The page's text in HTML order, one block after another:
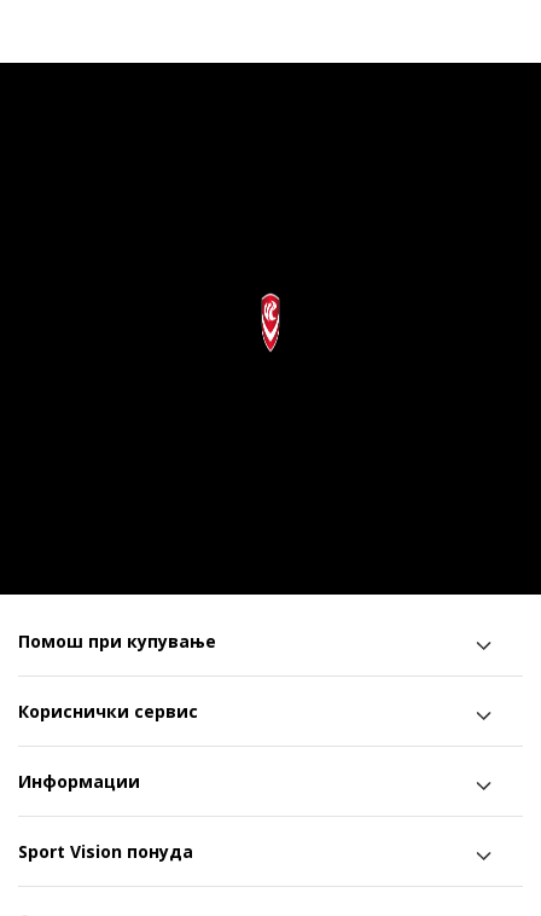
Помош при купување
Кориснички сервис
Информации
Sport Vision понуда